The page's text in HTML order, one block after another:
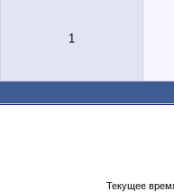
1
Текущее